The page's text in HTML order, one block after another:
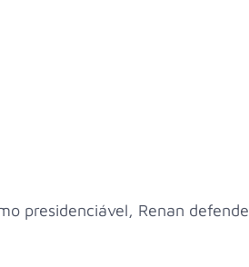
presidenciável, Renan defende